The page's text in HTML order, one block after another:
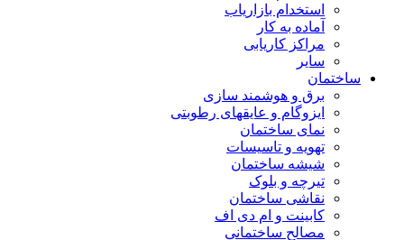
استخدام بازاریاب
آماده به کار
مراکز کاریابی
سایر
ساختمان
برق و هوشمند سازی
ایزوگام و عایقهای رطوبتی
نمای ساختمان
تهویه و تاسیسات
شیشه ساختمان
تیرچه و بلوک
نقاشی ساختمان
کابینت و ام دی اف
مصالح ساختمانی